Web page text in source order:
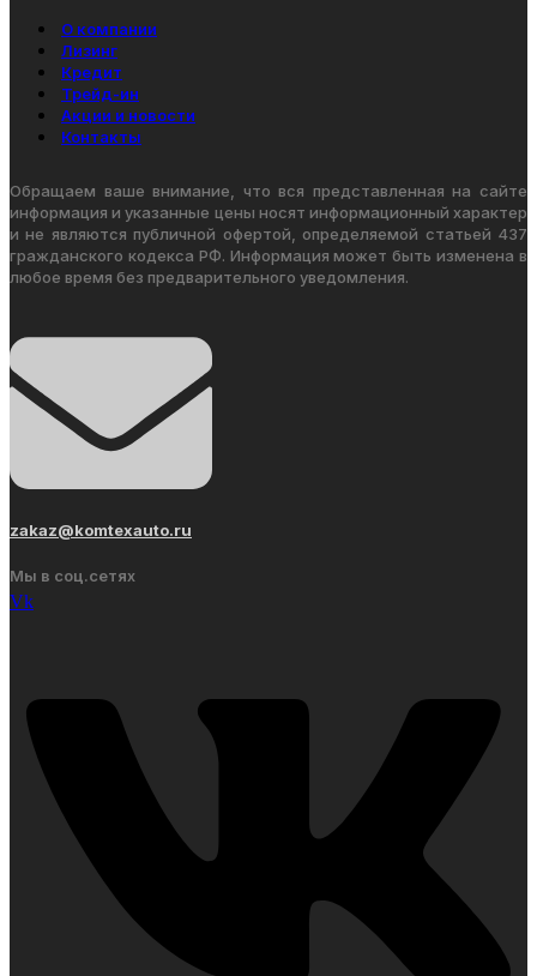
О компании
Лизинг
Кредит
Трейд-ин
Акции и новости
Контакты
Обращаем ваше внимание, что вся представленная на сайте
информация и указанные цены носят информационный характер
и не являются публичной офертой, определяемой статьей 437
гражданского кодекса РФ. Информация может быть изменена в
любое время без предварительного уведомления.
zakaz@komtexauto.ru
Мы в соц.сетях
Vk